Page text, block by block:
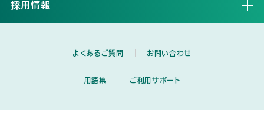
採用情報
よくあるご質問 お問い合わせ
用語集 ご利用サポート